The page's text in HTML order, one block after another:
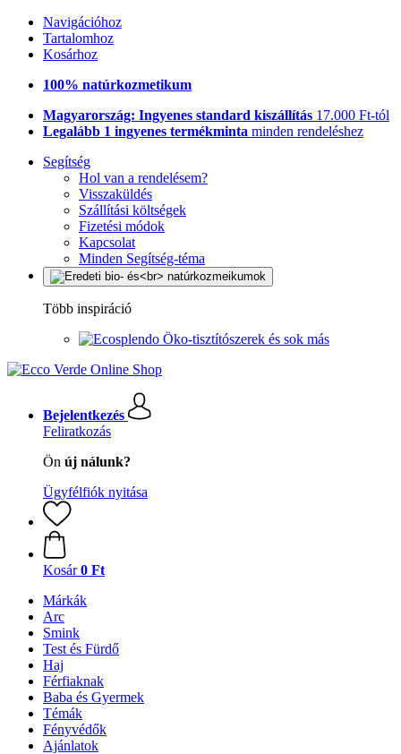
Navigációhoz
Tartalomhoz
Kosárhoz
100% natúrkozmetikum
Magyarország: Ingyenes standard kiszállítás 17.000 Ft-tól
Legalább 1 ingyenes termékminta minden rendeléshez
Segítség
Hol van a rendelésem?
Visszaküldés
Szállítási költségek
Fizetési módok
Kapcsolat
Minden Segítség-téma
Több inspiráció
Öko-tisztítószerek és sok más
Bejelentkezés
Feliratkozás
Ön új nálunk?
Ügyfélfiók nyitása
Kosár 0 Ft
Márkák
Arc
Smink
Test és Fürdő
Haj
Férfiaknak
Baba és Gyermek
Témák
Fényvédők
Ajánlatok